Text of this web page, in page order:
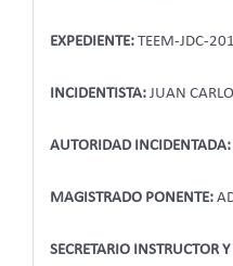
EXPEDIENTE: TEEM-JDC-
INCIDENTISTA: JUAN
AUTORIDAD INCIDENTADA:
MAGISTRADO PONENTE:
SECRETARIO INSTRUCTOR